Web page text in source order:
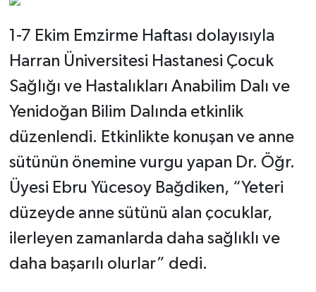
1-7 Ekim Emzirme Haftası dolayısıyla
Harran Üniversitesi Hastanesi Çocuk
Sağlığı ve Hastalıkları Anabilim Dalı ve
Yenidoğan Bilim Dalında etkinlik
düzenlendi. Etkinlikte konuşan ve anne
sütünün önemine vurgu yapan Dr. Öğr.
Üyesi Ebru Yücesoy Bağdiken, “Yeteri
düzeyde anne sütünü alan çocuklar,
ilerleyen zamanlarda daha sağlıklı ve
daha başarılı olurlar” dedi.